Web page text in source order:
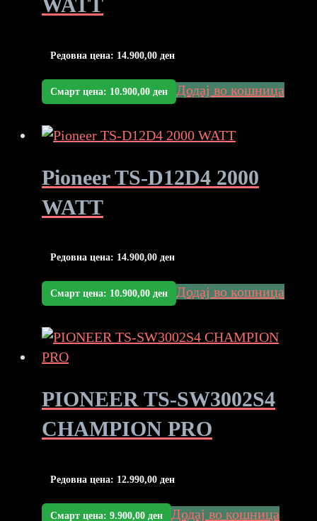
Редовна цена: 14.900,00 ден
Смарт цена: 10.900,00 ден Додај во кошница
Pioneer TS-D12D4 2000
WATT
Редовна цена: 14.900,00 ден
Смарт цена: 10.900,00 ден Додај во кошница
PIONEER TS-SW3002S4
CHAMPION PRO
Редовна цена: 12.990,00 ден
Смарт цена: 9.900,00 ден Додај во кошница